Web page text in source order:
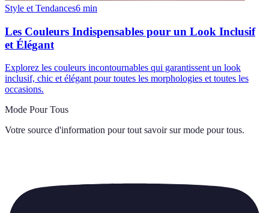
Style et Tendances6 min
Les Couleurs Indispensables pour un Look Inclusif
et Élégant
Explorez les couleurs incontournables qui garantissent un look
inclusif, chic et élégant pour toutes les morphologies et toutes les
occasions.
Mode Pour Tous
Votre source d'information pour tout savoir sur mode pour tous.